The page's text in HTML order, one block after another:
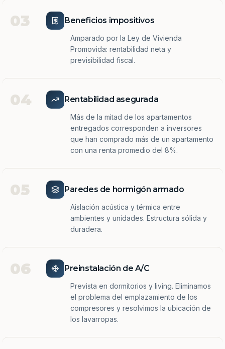
03 Beneficios impositivos
Amparado por la Ley de Vivienda
Promovida: rentabilidad neta y
previsibilidad fiscal.
04 Rentabilidad asegurada
Más de la mitad de los apartamentos
entregados corresponden a inversores
que han comprado más de un apartamento
con una renta promedio del 8%.
05 Paredes de hormigón armado
Aislación acústica y térmica entre
ambientes y unidades. Estructura sólida y
duradera.
06 Preinstalación de A/C
Prevista en dormitorios y living. Eliminamos
el problema del emplazamiento de los
compresores y resolvimos la ubicación de
los lavarropas.